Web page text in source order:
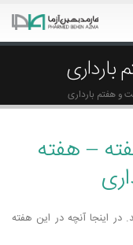
و هفتم بارداری
– هفته
در اینجا آنچه در این هفته